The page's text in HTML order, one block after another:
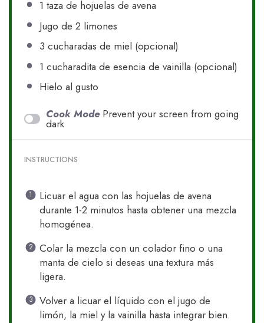
1 taza de hojuelas de avena
Jugo de 2 limones
3 cucharadas de miel (opcional)
1 cucharadita de esencia de vainilla (opcional)
Hielo al gusto
Cook Mode Prevent your screen from going
dark
INSTRUCTIONS
Licuar el agua con las hojuelas de avena
durante 1-2 minutos hasta obtener una mezcla
homogénea.
Colar la mezcla con un colador fino o una
manta de cielo si deseas una textura más
ligera.
Volver a licuar el líquido con el jugo de
limón, la miel y la vainilla hasta integrar bien.